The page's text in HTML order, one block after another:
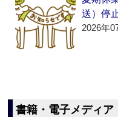
送）停
2026年
書籍・電子メディア